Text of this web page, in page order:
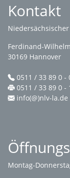
Kontakt
Ferdinand-
30169 Hannover
0511 / 33 89 0 -
0511 / 33 89 0 -
info(@)nlv-la.de
Montag-